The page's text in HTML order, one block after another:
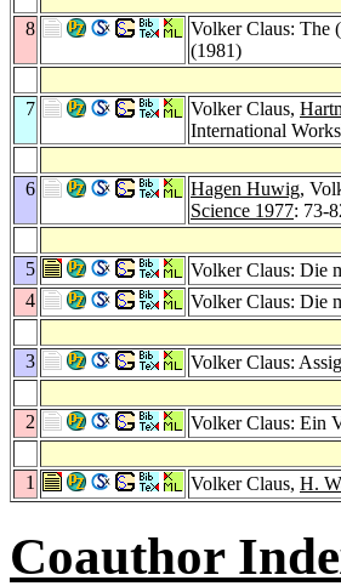
8 Volker Claus: The (
(1981)
7 Volker Claus,
International
6 Hagen Huwig,
Science 1977: 73-
5
Volker Claus: Die
4
Volker Claus: Die
3 Volker Claus:
2 Volker Claus: Ein
1 Volker Claus, H.
Coauthor